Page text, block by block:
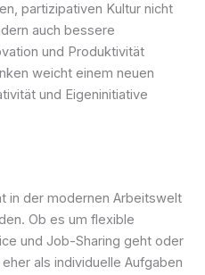
partizipativen Kultur nicht
auch bessere
und Produktivität
weicht einem neuen
und Eigeninitiative
in der modernen Arbeitswelt
Ob es um flexible
und Job-Sharing geht oder
als individuelle Aufgaben